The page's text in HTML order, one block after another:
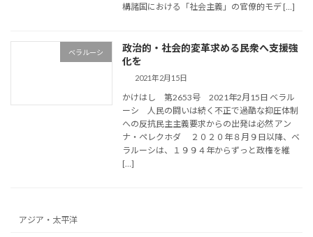
構諸国における「社会主義」の官僚的モデ […]
ベラルーシ
政治的・社会的変革求める民衆へ支援強
化を
2021年2月15日
かけはし 第2653号 2021年2月15日 ベラル
ーシ 人民の闘いは続く不正で過酷な抑圧体制
への反抗民主主義要求からの出発は必然 アン
ナ・ペレクホダ ２０２０年８月９日以降、ベ
ラルーシは、１９９４年からずっと政権を維
[…]
アジア・太平洋